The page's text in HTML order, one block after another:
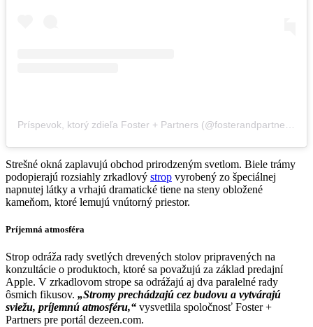
Strešné okná zaplavujú obchod prirodzeným svetlom. Biele trámy
podopierajú rozsiahly zrkadlový strop vyrobený zo špeciálnej
napnutej látky a vrhajú dramatické tiene na steny obložené
kameňom, ktoré lemujú vnútorný priestor.
Príjemná atmosféra
Strop odráža rady svetlých drevených stolov pripravených na
konzultácie o produktoch, ktoré sa považujú za základ predajní
Apple. V zrkadlovom strope sa odrážajú aj dva paralelné rady
ôsmich fikusov. „Stromy prechádzajú cez budovu a vytvárajú
sviežu, príjemnú atmosféru,“ vysvetlila spoločnosť Foster +
Partners pre portál dezeen.com.